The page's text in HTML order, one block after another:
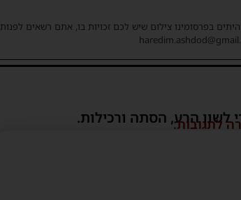
בפרסומינו צילום שיש לכם זכויות בו, אתם רשאים לפנות
לשון הרע, הסתה ורכילות.
לתגובות.